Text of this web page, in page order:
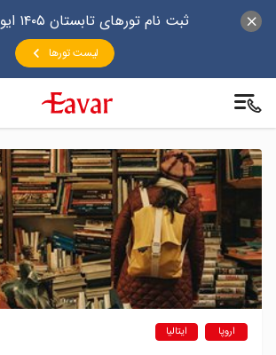
ثبت نام تورهای تابستان ۱۴۰۵ ایوار آغاز شد
لیست تورها
اروپا ایتالیا